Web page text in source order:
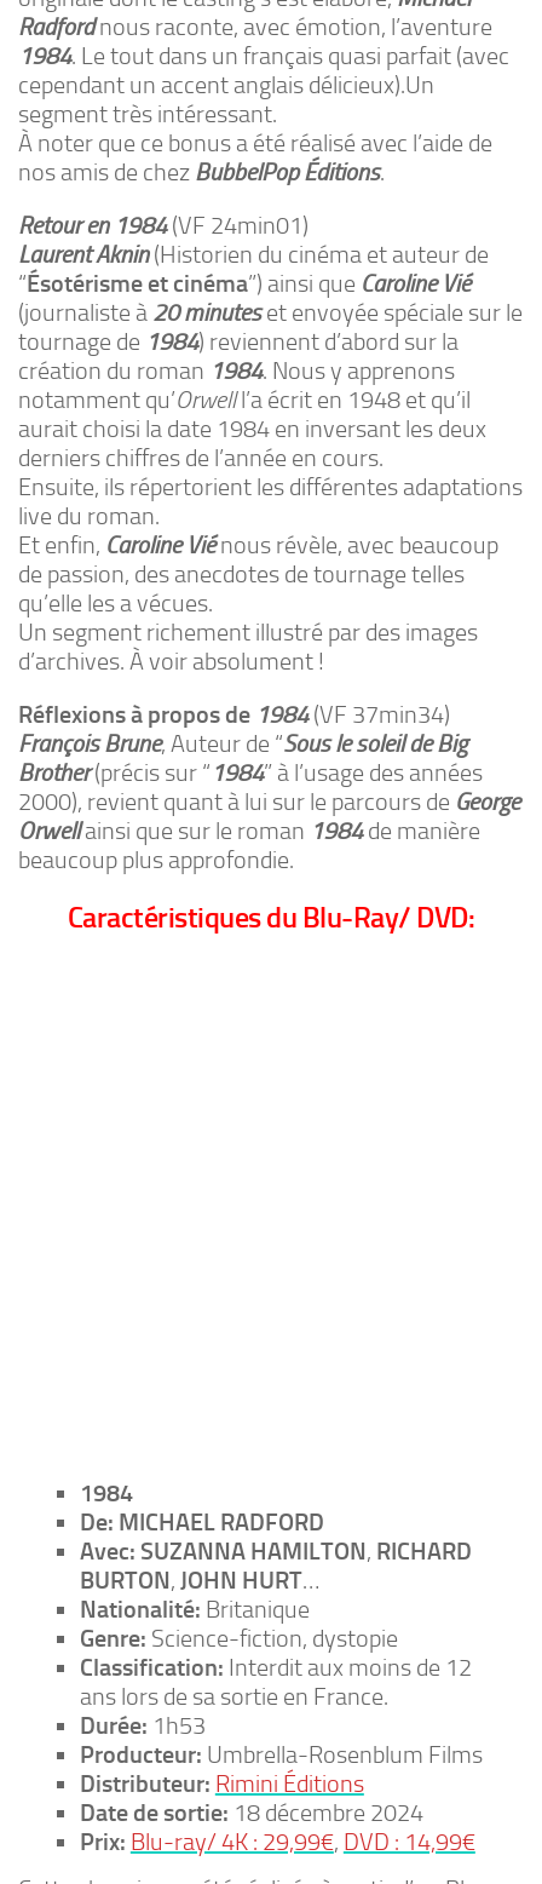
Radfordnous raconte, avec émotion, l’aventure
1984. Le tout dans un français quasi parfait (avec
cependant un accent anglais délicieux).Un
segment très intéressant.
À noter que ce bonus a été réalisé avec l’aide de
nos amis de chez BubbelPop Éditions.
Retour en 1984(VF 24min01)
Laurent Aknin(Historien du cinéma et auteur de
“Ésotérisme et cinéma”) ainsi que Caroline Vié
(journaliste à 20 minuteset envoyée spéciale sur le
tournage de 1984) reviennent d’abord sur la
création du roman 1984. Nous y apprenons
notamment qu’Orwelll’a écrit en 1948 et qu’il
aurait choisi la date 1984 en inversant les deux
derniers chiffres de l’année en cours.
Ensuite, ils répertorient les différentes adaptations
live du roman.
Et enfin, Caroline Viénous révèle, avec beaucoup
de passion, des anecdotes de tournage telles
qu’elle les a vécues.
Un segment richement illustré par des images
d’archives. À voir absolument !
Réflexions à propos de 1984(VF 37min34)
François Brune, Auteur de “Sous le soleil de Big
Brother(précis sur “ 1984” à l’usage des années
2000), revient quant à lui sur le parcours de George
Orwellainsi que sur le roman 1984de manière
beaucoup plus approfondie.
Caractéristiques du Blu-Ray/ DVD:
1984
De: MICHAEL RADFORD
Avec: SUZANNA HAMILTON, RICHARD
BURTON, JOHN HURT…
Nationalité: Britanique
Genre: Science-fiction, dystopie
Classification: Interdit aux moins de 12
ans lors de sa sortie en France.
Durée: 1h53
Producteur: Umbrella-Rosenblum Films
Distributeur: Rimini Éditions
Date de sortie: 18 décembre 2024
Prix: Blu-ray/ 4K : 29,99€, DVD : 14,99€